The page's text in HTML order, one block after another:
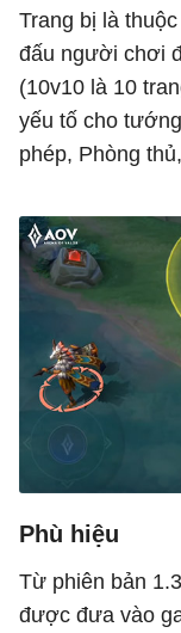
Trang bị là
đấu người chơi
(10v10 là 10
yếu tố cho
phép, Phòng
Phù hiệu
Từ phiên bản
được đưa vào